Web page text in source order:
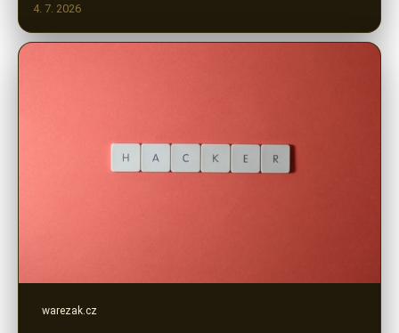
4. 7. 2026
warezak.cz